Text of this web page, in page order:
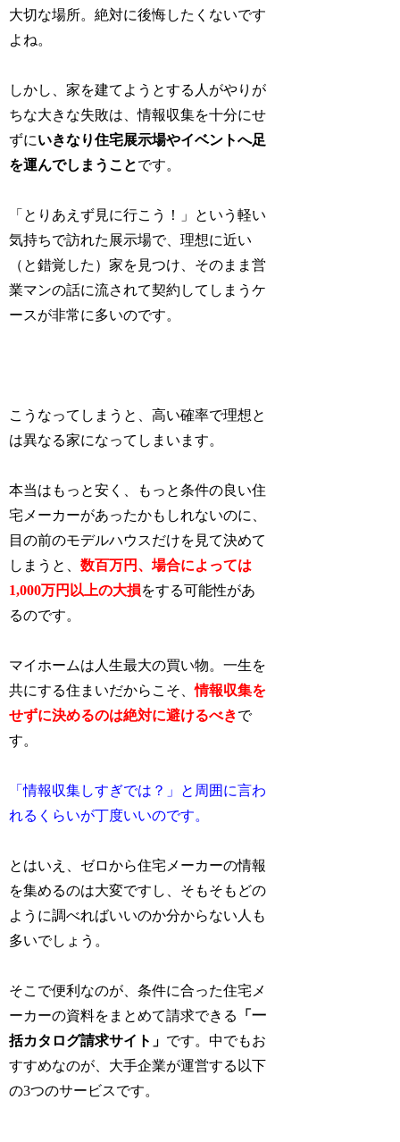
大切な場所。絶対に後悔したくないです
よね。
しかし、家を建てようとする人がやりが
ちな大きな失敗は、情報収集を十分にせ
ずにいきなり住宅展示場やイベントへ足
を運んでしまうことです。
「とりあえず見に行こう！」という軽い
気持ちで訪れた展示場で、理想に近い
（と錯覚した）家を見つけ、そのまま営
業マンの話に流されて契約してしまうケ
ースが非常に多いのです。
こうなってしまうと、高い確率で理想と
は異なる家になってしまいます。
本当はもっと安く、もっと条件の良い住
宅メーカーがあったかもしれないのに、
目の前のモデルハウスだけを見て決めて
しまうと、数百万円、場合によっては
1,000万円以上の大損をする可能性があ
るのです。
マイホームは人生最大の買い物。一生を
共にする住まいだからこそ、情報収集を
せずに決めるのは絶対に避けるべきで
す。
「情報収集しすぎでは？」と周囲に言わ
れるくらいが丁度いいのです。
とはいえ、ゼロから住宅メーカーの情報
を集めるのは大変ですし、そもそもどの
ように調べればいいのか分からない人も
多いでしょう。
そこで便利なのが、条件に合った住宅メ
ーカーの資料をまとめて請求できる
「一
括カタログ請求サイト」 です。中でもお
すすめなのが、大手企業が運営する以下
の3つのサービスです。